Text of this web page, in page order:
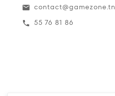
email contact@gamezone.tn
call 55 76 81 86